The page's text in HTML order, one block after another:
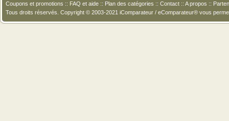
Coupons et promotions :: FAQ et aide :: Plan des catégories :: Contact :: A propos ::
Tous droits réservés. Copyright © 2003-2021 iComparateur / eComparateur® vous